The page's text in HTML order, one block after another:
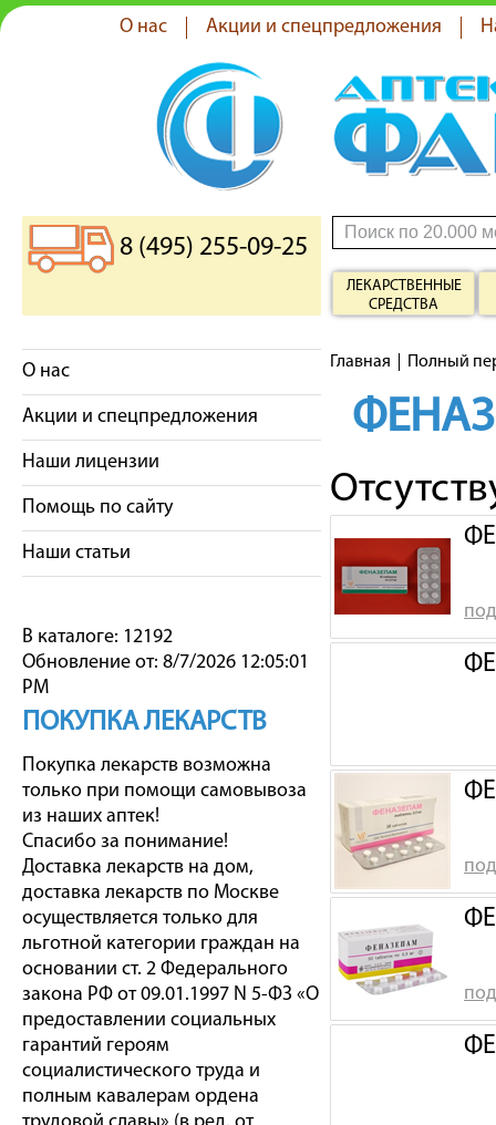
О нас Акции и спецпредложения
8 (495) 255-09-25
ЛЕКАРСТВЕННЫЕ
СРЕДСТВА
О нас
Акции и спецпредложения
Наши лицензии
Помощь по сайту
Наши статьи
В каталоге: 12192
Обновление от: 8/7/2026 12:05:01
PM
ПОКУПКА ЛЕКАРСТВ
Покупка лекарств возможна
только при помощи самовывоза
из наших аптек!
Спасибо за понимание!
Доставка лекарств на дом,
доставка лекарств по Москве
осуществляется только для
льготной категории граждан на
основании ст. 2 Федерального
закона РФ от 09.01.1997 N 5-ФЗ «О
предоставлении социальных
гарантий героям
социалистического труда и
полным кавалерам ордена
Главная Полный